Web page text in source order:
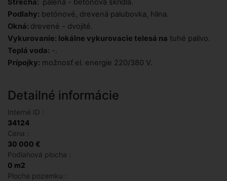
Strecha: pálená - betónová škridla.
Podlahy: betónové, drevená palubovka, hlina.
Okná: drevené - dvojité.
Vykurovanie: lokálne vykurovacie telesá na tuhé palivo.
Teplá voda: -.
Prípojky: možnosť el. energie 220/380 V.
Detailné informácie
Interné ID :
34124
Cena :
30 000 €
Podlahová plocha :
0 m2
Plocha pozemku :